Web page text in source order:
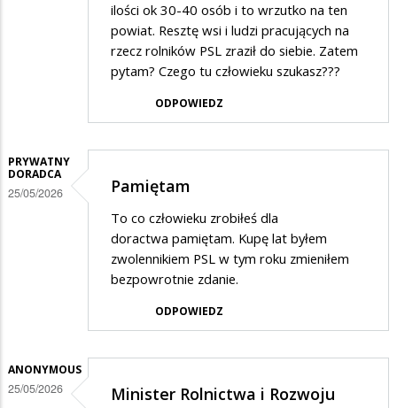
ilości ok 30-40 osób i to wrzutko na ten
powiat. Resztę wsi i ludzi pracujących na
rzecz rolników PSL zraził do siebie. Zatem
pytam? Czego tu człowieku szukasz???
ODPOWIEDZ
PRYWATNY
DORADCA
25/05/2026 Pamiętam
To co człowieku zrobiłeś dla
doractwa pamiętam. Kupę lat byłem
zwolennikiem PSL w tym roku zmieniłem
bezpowrotnie zdanie.
ODPOWIEDZ
ANONYMOUS
25/05/2026 Minister Rolnictwa i Rozwoju